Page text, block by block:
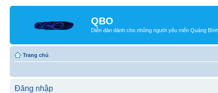
QBO
Diễn đàn dành cho những người yêu mến Quảng Bình
Trang chủ
Đăng nhập